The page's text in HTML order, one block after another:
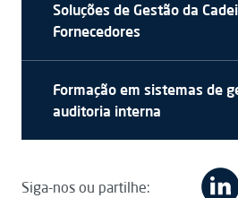
Soluções de Gestão da
Fornecedores
Formação em sistemas de
auditoria interna
Siga-nos ou partilhe: